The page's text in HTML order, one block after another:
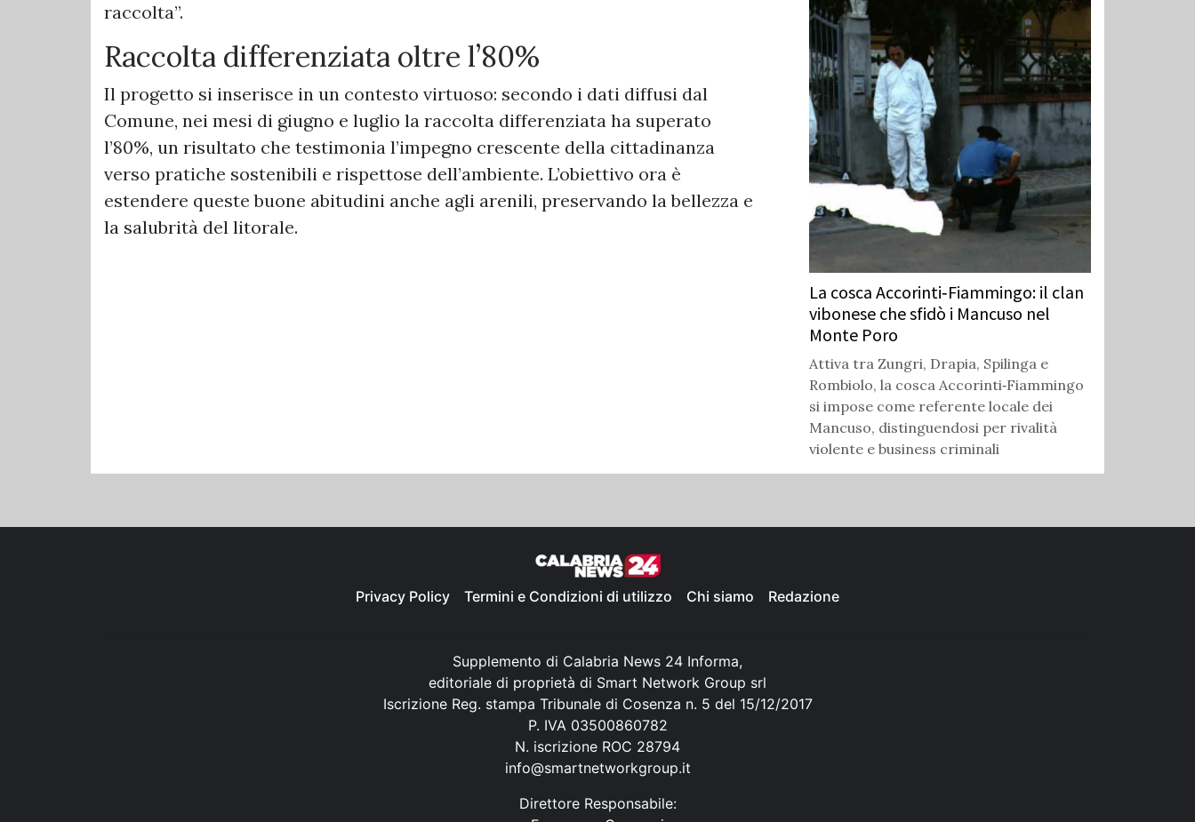
raccolta”.
Raccolta differenziata oltre l’80%
Il progetto si inserisce in un contesto virtuoso: secondo i dati diffusi dal
Comune, nei mesi di giugno e luglio la raccolta differenziata ha superato
l’80%, un risultato che testimonia l’impegno crescente della cittadinanza
verso pratiche sostenibili e rispettose dell’ambiente. L’obiettivo ora è
estendere queste buone abitudini anche agli arenili, preservando la bellezza e
la salubrità del litorale.
La cosca Accorinti‑Fiammingo: il clan
vibonese che sfidò i Mancuso nel
Monte Poro
Attiva tra Zungri, Drapia, Spilinga e
Rombiolo, la cosca Accorinti‑Fiammingo
si impose come referente locale dei
Mancuso, distinguendosi per rivalità
violente e business criminali
Privacy Policy Termini e Condizioni di utilizzo Chi siamo Redazione
Supplemento di Calabria News 24 Informa,
editoriale di proprietà di Smart Network Group srl
Iscrizione Reg. stampa Tribunale di Cosenza n. 5 del 15/12/2017
P. IVA 03500860782
N. iscrizione ROC 28794
info@smartnetworkgroup.it
Direttore Responsabile: